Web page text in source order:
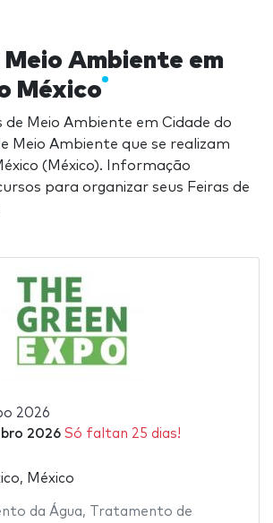
Meio Ambiente em
México
de Meio Ambiente em Cidade do
Meio Ambiente que se realizam
(México). Informação
para organizar seus Feiras de
2026
2026 Só faltan 25 dias!
México
da Água,
Tratamento de